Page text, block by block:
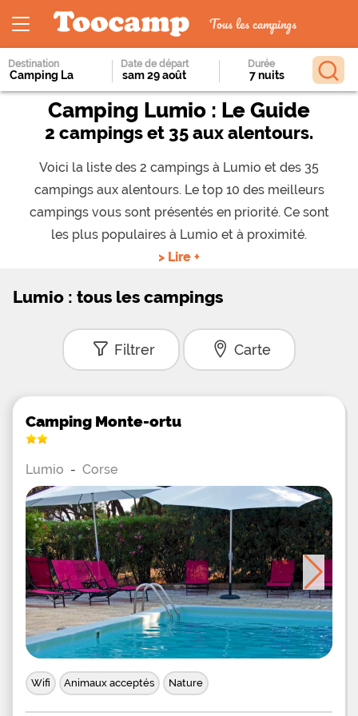
Tous les campings
Destination Date de départ Durée
Camping Lumio : Le Guide
2 campings et 35 aux alentours.
Voici la liste des 2 campings à Lumio et des 35
campings aux alentours. Le top 10 des meilleurs
campings vous sont présentés en priorité. Ce sont
les plus populaires à Lumio et à proximité.
> Lire +
Lumio : tous les campings
Filtrer Carte
Camping Monte-ortu
Lumio - Corse
Wifi Animaux acceptés Nature